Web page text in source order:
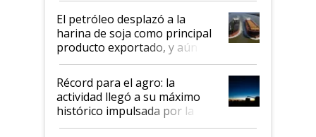
El petróleo desplazó a la
harina de soja como principal
producto exportado, y aún así
el agro aportó casi seis de cada
diez dólares y sostuvo el
liderazgo en un semestre
récord
Récord para el agro: la
actividad llegó a su máximo
histórico impulsada por la
cosecha y las exportaciones